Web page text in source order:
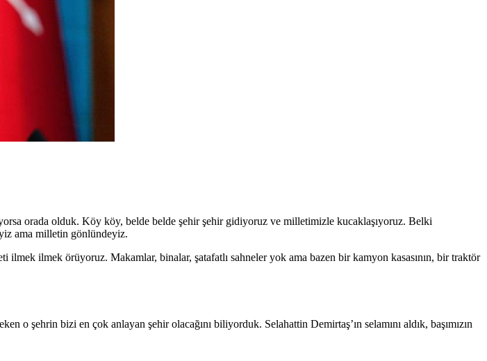
orada olduk. Köy köy, belde belde şehir şehir gidiyoruz ve milletimizle kucaklaşıyoruz. Belki
ama milletin gönlündeyiz.
ilmek ilmek örüyoruz. Makamlar, binalar, şatafatlı sahneler yok ama bazen bir kamyon kasasının, bir traktör
şehrin bizi en çok anlayan şehir olacağını biliyorduk. Selahattin Demirtaş’ın selamını aldık, başımızın